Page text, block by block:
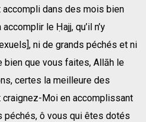
dans des mois bien
le Ḥajj, qu’il n’y
ni de grands péchés et ni
bien que vous faites, Allāh le
certes la meilleure des
craignez-Moi en accomplissant
ô vous qui êtes dotés